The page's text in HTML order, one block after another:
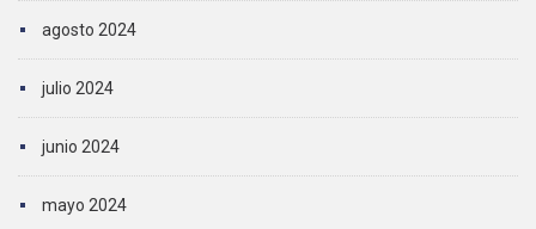
agosto 2024
julio 2024
junio 2024
mayo 2024